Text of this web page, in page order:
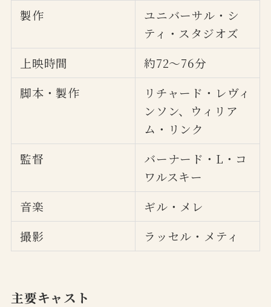
製作
ユニバーサル・シ
ティ・スタジオズ
上映時間
約72〜76分
脚本・製作
リチャード・レヴィ
ンソン、ウィリア
ム・リンク
監督
バーナード・L・コ
ワルスキー
音楽
ギル・メレ
撮影
ラッセル・メティ
主要キャスト